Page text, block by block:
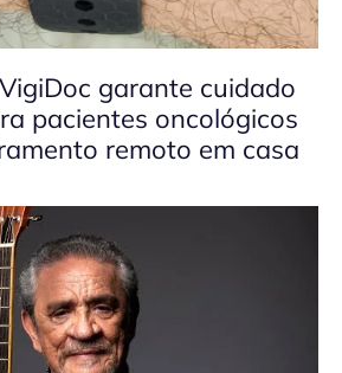
garante cuidado
pacientes oncológicos
remoto em casa